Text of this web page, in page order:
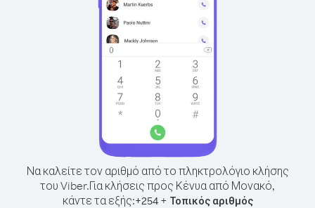
Να καλείτε τον αριθμό από το πληκτρολόγιο κλήσης
του Viber.Για κλήσεις προς Κένυα από Μονακό,
κάντε τα εξής:+254+ Τοπικός αριθμός